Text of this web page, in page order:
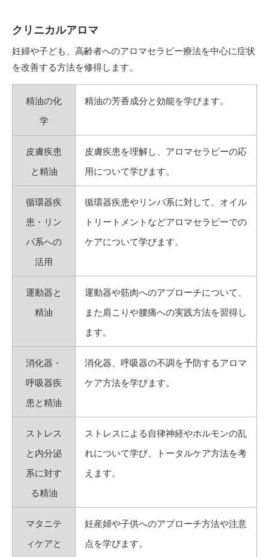
クリニカルアロマ
妊婦や子ども、高齢者へのアロマセラピー療法を中心に症状
を改善する方法を修得します。
精油の化
学
精油の芳香成分と効能を学びます。
皮膚疾患
と精油
皮膚疾患を理解し、アロマセラピーの応
用について学びます。
循環器疾
患・リン
パ系への
活用
循環器疾患やリンパ系に対して、オイル
トリートメントなどアロマセラピーでの
ケアについて学びます。
運動器と
精油
運動器や筋肉へのアプローチについて、
また肩こりや腰痛への実践方法を習得し
ます。
消化器・
呼吸器疾
患と精油
消化器、呼吸器の不調を予防するアロマ
ケア方法を学びます。
ストレス
と内分泌
系に対す
る精油
ストレスによる自律神経やホルモンの乱
れについて学び、トータルケア方法を考
えます。
マタニテ
ィケアと
妊産婦や子供へのアプローチ方法や注意
点を学びます。